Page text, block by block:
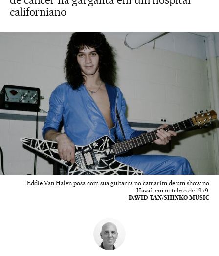
californiano
Eddie Van Halen posa com sua guitarra no camarim de um show no
Havaí, em outubro de 1979.
DAVID TAN/SHINKO MUSIC